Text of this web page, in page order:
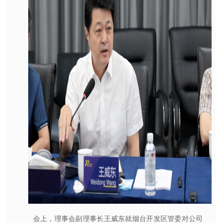
会上，理事会副理事长王威东就烟台开发区管委对公司